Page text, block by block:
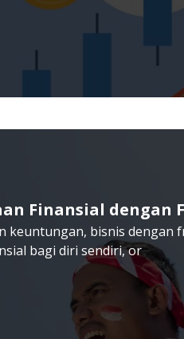
Finansial dengan
keuntungan, bisnis dengan
bagi diri sendiri, or